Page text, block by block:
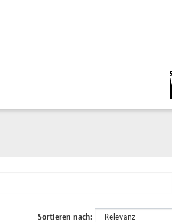
Sortieren nach